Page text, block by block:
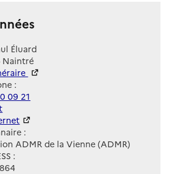
Éluard
Naintré
:
09 21
:
ADMR de la Vienne (ADMR)
: